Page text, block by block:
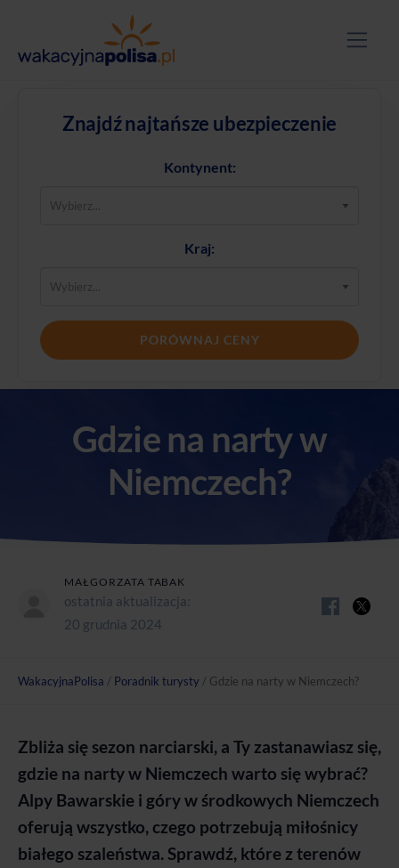
Znajdź najtańsze ubezpieczenie
Kontynent:
Kraj:
PORÓWNAJ CENY
Gdzie na narty w
Niemczech?
MAŁGORZATA TABAK
ostatnia aktualizacja:
20 grudnia 2024
WakacyjnaPolisa / Poradnik turysty / Gdzie na narty w Niemczech?
Zbliża się sezon narciarski, a Ty zastanawiasz się,
gdzie na narty w Niemczech warto się wybrać?
Alpy Bawarskie i góry w środkowych Niemczech
oferują wszystko, czego potrzebują miłośnicy
białego szaleństwa. Sprawdź, które z terenów